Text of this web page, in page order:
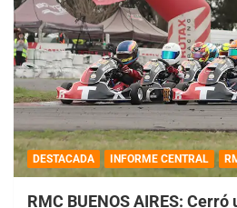
DESTACADA INFORME CENTRAL
RMC BUENOS AIRES: